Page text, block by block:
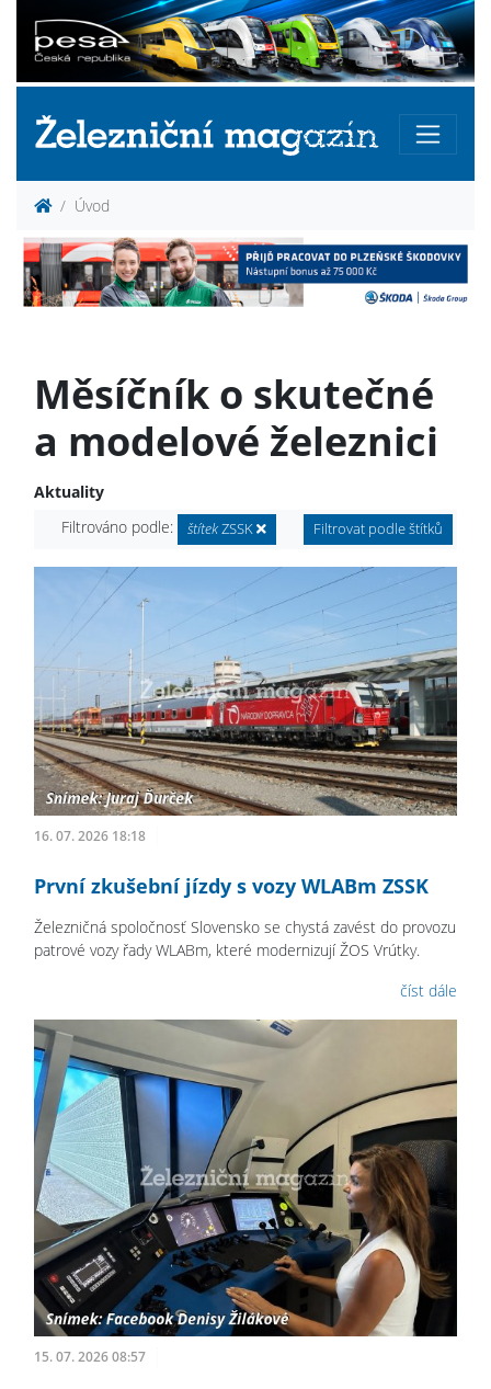
Úvod
Měsíčník o skutečné
a modelové železnici
Aktuality
Filtrováno podle:
štítekZSSK Filtrovat podle štítků
16. 07. 2026 18:18
První zkušební jízdy s vozy WLABm ZSSK
Železničná spoločnosť Slovensko se chystá zavést do provozu
patrové vozy řady WLABm, které modernizují ŽOS Vrútky.
číst dále
15. 07. 2026 08:57